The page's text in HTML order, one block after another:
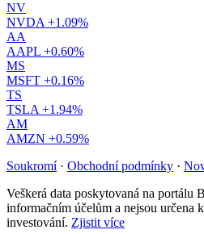
NV
NVDA +1.09%
AA
AAPL +0.60%
MS
MSFT +0.16%
TS
TSLA +1.94%
AM
AMZN +0.59%
Soukromí · Obchodní podmínky ·
Veškerá data poskytovaná na portálu
informačním účelům a nejsou určena
investování. Zjistit více